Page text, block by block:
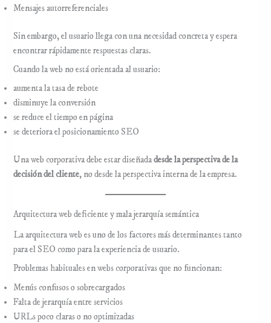
Mensajes autorreferenciales
Sin embargo, el usuario llega con una necesidad concreta y espera
encontrar rápidamente respuestas claras.
Cuando la web no está orientada al usuario:
aumenta la tasa de rebote
disminuye la conversión
se reduce el tiempo en página
se deteriora el posicionamiento SEO
Una web corporativa debe estar diseñadadesde la perspectiva de la
decisión del cliente, no desde la perspectiva interna de la empresa.
Arquitectura web deficiente y mala jerarquía semántica
La arquitectura web es uno de los factores más determinantes tanto
para el SEO como para la experiencia de usuario.
Problemas habituales en webs corporativas que no funcionan:
Menús confusos o sobrecargados
Falta de jerarquía entre servicios
URLs poco claras o no optimizadas